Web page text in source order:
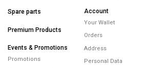
Spare parts
Premium Products
Events & Promotions
Promotions
Account
Your Wallet
Orders
Address
Personal Data